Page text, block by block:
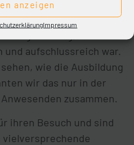
anzeigen
Impressum
Arbeiten in Deutschland.
aufschlussreich war.
wie die Ausbildung
wir das nur in der
zusammen.
ihren Besuch und sind